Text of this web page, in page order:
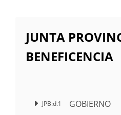
JUNTA
BENEFICENCIA
JPB:d.1 GOBIERNO